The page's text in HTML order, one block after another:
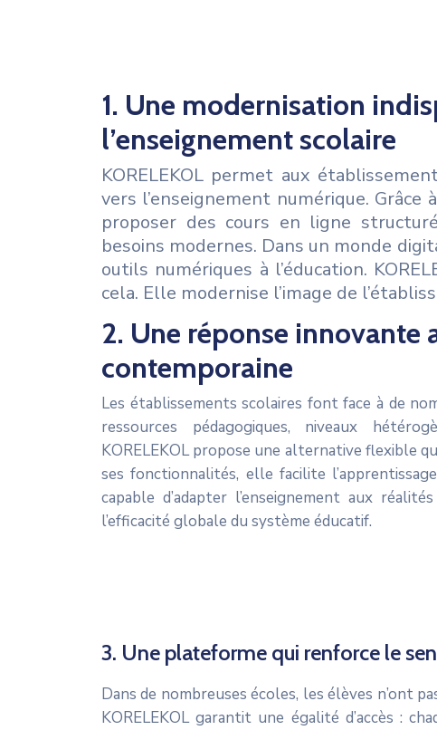
1. Une modernisation
l’enseignement scolaire
KORELEKOL permet aux
vers l’enseignement numérique.
proposer des cours en ligne
besoins modernes. Dans un monde
outils numériques à l’éducation.
cela. Elle modernise l’image de
2. Une réponse innovante
contemporaine
Les établissements scolaires font face à de
ressources pédagogiques, niveaux
KORELEKOL propose une alternative flexible
ses fonctionnalités, elle facilite
capable d’adapter l’enseignement aux
l’efficacité globale du système éducatif.
3. Une plateforme qui renforce le
Dans de nombreuses écoles, les élèves n’ont
KORELEKOL garantit une égalité d’accès :